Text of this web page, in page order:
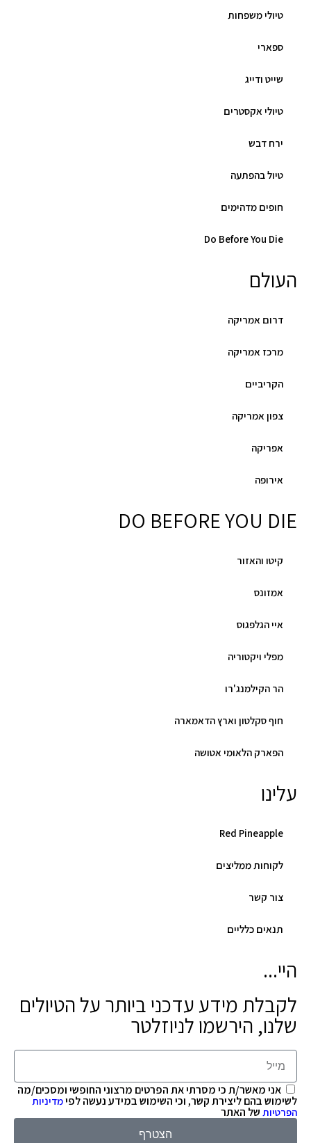
טיולי משפחות
ספארי
שייט ודייג
טיולי אקסטרים
ירח דבש
טיול בהפתעה
חופים מדהימים
Do Before You Die
העולם
דרום אמריקה
מרכז אמריקה
הקריביים
צפון אמריקה
אפריקה
אירופה
DO BEFORE YOU DIE
קיטו והאזור
אמזונס
איי הגלפגוס
מפלי ויקטוריה
הר הקילמנג'רו
חוף סקלטון וארץ הדאמארה
הפארק הלאומי אטושה
עלינו
Red Pineapple
לקוחות ממליצים
צור קשר
תנאים כלליים
היי...
לקבלת מידע עדכני ביותר על הטיולים
שלנו, הירשמו לניוזלטר
אני מאשר/ת כי מסרתי את הפרטים מרצוני החופשי ומסכים/מה
לשימוש בהם ליצירת קשר, וכי השימוש במידע נעשה לפימדיניות
הפרטיות של האתר
הצטרף